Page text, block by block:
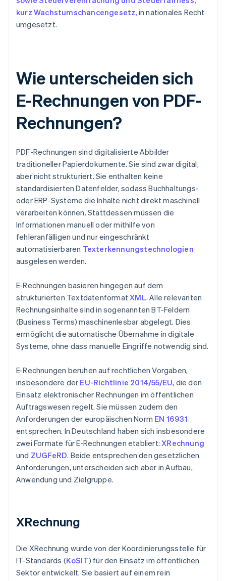
kurz Wachstumschancengesetz, in nationales Recht
umgesetzt.
Wie unterscheiden sich
E-Rechnungen von PDF-
Rechnungen?
PDF-Rechnungen sind digitalisierte Abbilder
traditioneller Papierdokumente. Sie sind zwar digital,
aber nicht strukturiert. Sie enthalten keine
standardisierten Datenfelder, sodass Buchhaltungs-
oder ERP-Systeme die Inhalte nicht direkt maschinell
verarbeiten können. Stattdessen müssen die
Informationen manuell oder mithilfe von
fehleranfälligen und nur eingeschränkt
automatisierbaren Texterkennungstechnologien
ausgelesen werden.
E-Rechnungen basieren hingegen auf dem
strukturierten TextdatenformatXML. Alle relevanten
Rechnungsinhalte sind in sogenannten BT-Feldern
(Business Terms) maschinenlesbar abgelegt. Dies
ermöglicht die automatische Übernahme in digitale
Systeme, ohne dass manuelle Eingriffe notwendig sind.
E-Rechnungen beruhen auf rechtlichen Vorgaben,
insbesondere der EU-Richtlinie 2014/55/EU, die den
Einsatz elektronischer Rechnungen im öffentlichen
Auftragswesen regelt. Sie müssen zudem den
Anforderungen der europäischen Norm EN 16931
entsprechen. In Deutschland haben sich insbesondere
zwei Formate für E-Rechnungen etabliert:XRechnung
und ZUGFeRD. Beide entsprechen den gesetzlichen
Anforderungen, unterscheiden sich aber in Aufbau,
Anwendung und Zielgruppe.
XRechnung
Die XRechnung wurde von der Koordinierungsstelle für
IT-Standards (KoSIT) für den Einsatz im öffentlichen
Sektor entwickelt. Sie basiert auf einem rein